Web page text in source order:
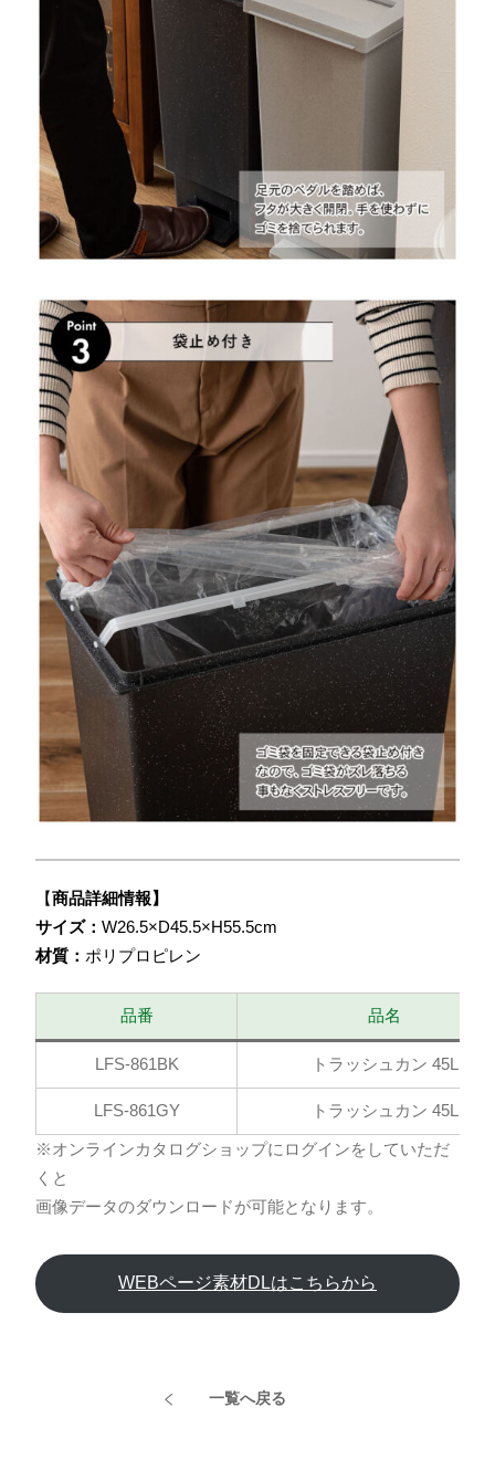
【商品詳細情報】
サイズ： W26.5×D45.5×H55.5cm
材質： ポリプロピレン
品番 品名
LFS-861BK トラッシュカン 45L
LFS-861GY トラッシュカン 45L
※オンラインカタログショップにログインをしていただ
くと
画像データのダウンロードが可能となります。
WEBページ素材DLはこちらから
一覧へ戻る